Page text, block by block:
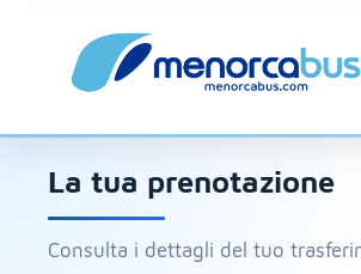
La tua prenotazione
Consulta i dettagli del tuo